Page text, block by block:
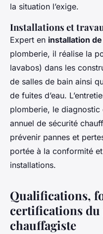
la situation l’exige.
Installations et
Expert en installation
plomberie, il réalise la
lavabos) dans les
de salles de bain ainsi
de fuites d’eau.
plomberie, le
annuel de sécurité
prévenir pannes et
portée à la conformité
installations.
Qualifications,
certifications
chauffagiste